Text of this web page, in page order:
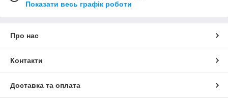
Показати весь графік роботи
Про нас
Контакти
Доставка та оплата